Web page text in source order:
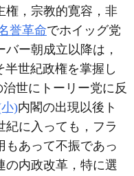
権，宗教的寛容，非
誉革命でホイッグ党
ー朝成立以降は，
半世紀政権を掌握し
世にトーリー党に反
)内閣の出現以後ト
紀に入っても，フラ
もあって不振であっ
の内政改革，特に選